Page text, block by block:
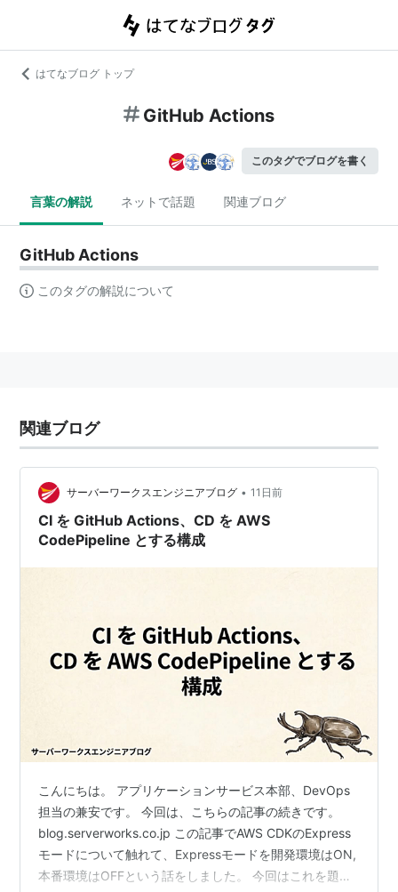
はてなブログ トップ
GitHub Actions
このタグでブログを書く
言葉の解説 ネットで話題 関連ブログ
GitHub Actions
このタグの解説について
関連ブログ
サーバーワークスエンジニアブログ • 11日前
CI を GitHub Actions、CD を AWS
CodePipeline とする構成
こんにちは。 アプリケーションサービス本部、DevOps
担当の兼安です。 今回は、こちらの記事の続きです。
blog.serverworks.co.jp この記事でAWS CDKのExpress
モードについて触れて、Expressモードを開発環境はON,
本番環境はOFFという話をしました。 今回はこれを題材